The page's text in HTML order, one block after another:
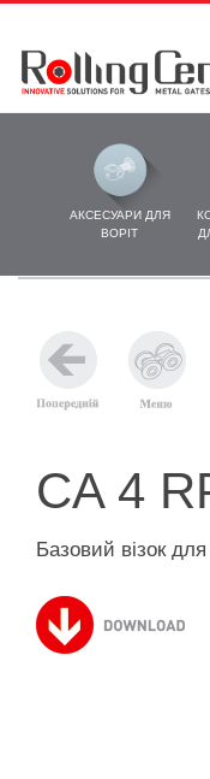
АКСЕСУАРИ ДЛЯ
ВОРІТ
CA 4
Базовий візок